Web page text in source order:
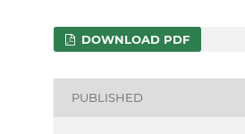
DOWNLOAD PDF
PUBLISHED